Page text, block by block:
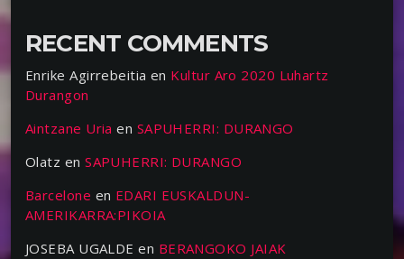
RECENT COMMENTS
Enrike Agirrebeitia en Kultur Aro 2020 Luhartz
Durangon
Aintzane Uria en SAPUHERRI: DURANGO
Olatz enSAPUHERRI: DURANGO
Barcelone en EDARI EUSKALDUN-
AMERIKARRA:PIKOIA
JOSEBA UGALDE en BERANGOKO JAIAK